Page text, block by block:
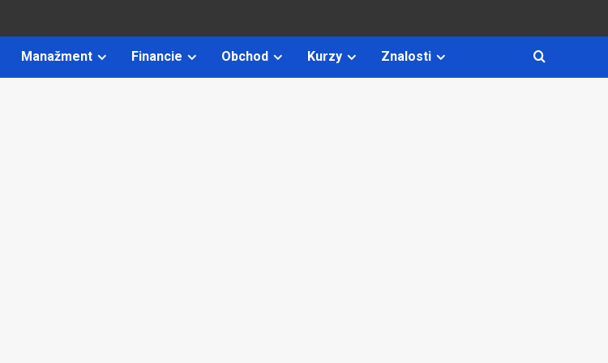
Manažment Financie Obchod Kurzy Znalosti